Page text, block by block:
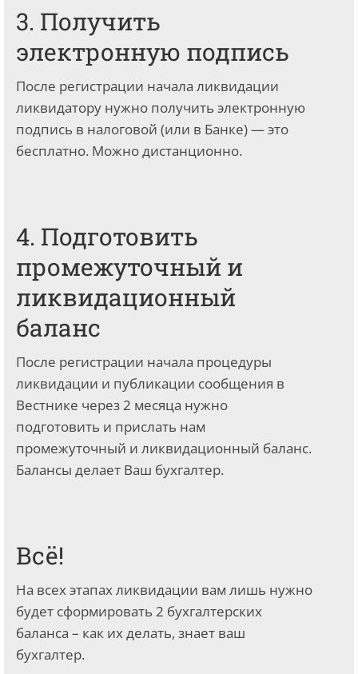
3. Получить
электронную подпись
После регистрации начала ликвидации
ликвидатору нужно получить электронную
подпись в налоговой (или в Банке) — это
бесплатно. Можно дистанционно.
4. Подготовить
промежуточный и
ликвидационный
баланс
После регистрации начала процедуры
ликвидации и публикации сообщения в
Вестнике через 2 месяца нужно
подготовить и прислать нам
промежуточный и ликвидационный баланс.
Балансы делает Ваш бухгалтер.
Всё!
На всех этапах ликвидации вам лишь нужно
будет сформировать 2 бухгалтерских
баланса – как их делать, знает ваш
бухгалтер.